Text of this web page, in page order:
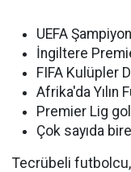
UEFA
İngiltere
FIFA Kulüpler
Afrika'da
Premier Lig gol
Çok sayıda
Tecrübeli futbolcu,